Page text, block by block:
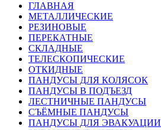
ГЛАВНАЯ
МЕТАЛЛИЧЕСКИЕ
РЕЗИНОВЫЕ
ПЕРЕКАТНЫЕ
СКЛАДНЫЕ
ТЕЛЕСКОПИЧЕСКИЕ
ОТКИДНЫЕ
ПАНДУСЫ ДЛЯ КОЛЯСОК
ПАНДУСЫ В ПОДЪЕЗД
ЛЕСТНИЧНЫЕ ПАНДУСЫ
СЪЁМНЫЕ ПАНДУСЫ
ПАНДУСЫ ДЛЯ ЭВАКУАЦИИ